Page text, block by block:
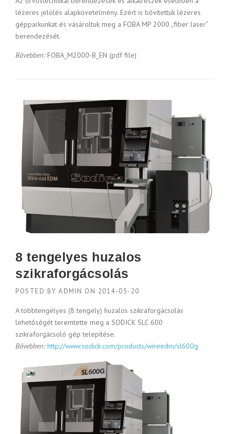
lézeres jelölés alapkövetelmény. Ezért is bővítettük lézeres
gépparkunkat és vásároltuk meg a FOBA MP 2000 „fiber laser”
berendezését.
Bővebben: FOBA_M2000-B_EN (pdf file)
8 tengelyes huzalos
szikraforgácsolás
POSTED BY ADMIN ON 2014-05-20
A többtengelyes (8 tengely) huzalos szikraforgácsolás
lehetőségét teremtette meg a SODICK SLC 600
szikraforgácsoló gép telepítése.
Bővebben: http://www.sodick.com/products/wireedm/sl600g